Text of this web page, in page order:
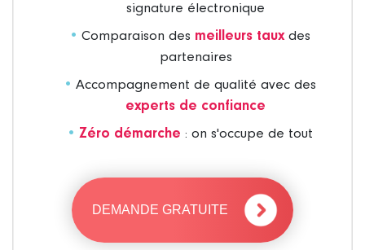
signature électronique
Comparaison des meilleurs tauxdes
partenaires
Accompagnement de qualité avec des
experts de confiance
Zéro démarche : on s'occupe de tout
DEMANDE GRATUITE